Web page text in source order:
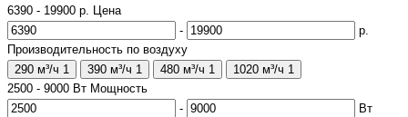
6390 - 19900 р. Цена
-
р.
Производительность по воздуху
290 м³/ч 1 390 м³/ч 1 480 м³/ч 1 1020 м³/ч 1
2500 - 9000 Вт Мощность
-
Вт